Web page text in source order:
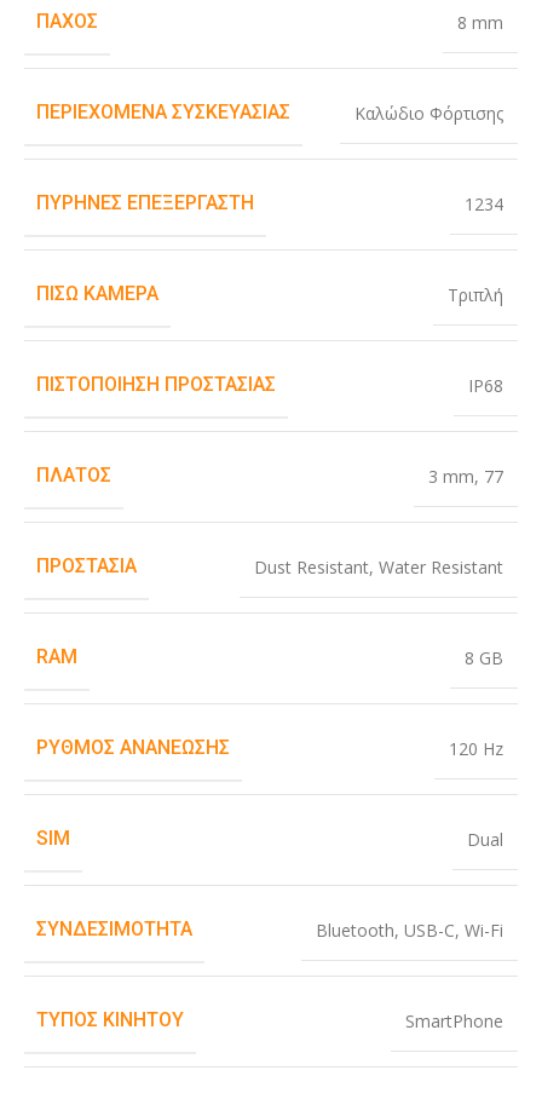
ΠΆΧΟΣ 8 mm
ΠΕΡΙΕΧΌΜΕΝΑ ΣΥΣΚΕΥΑΣΊΑΣ Καλώδιο Φόρτισης
ΠΥΡΉΝΕΣ ΕΠΕΞΕΡΓΑΣΤΉ 1234
ΠΊΣΩ ΚΆΜΕΡΑ Τριπλή
ΠΙΣΤΟΠΟΊΗΣΗ ΠΡΟΣΤΑΣΊΑΣ IP68
ΠΛΆΤΟΣ 3 mm, 77
ΠΡΟΣΤΑΣΊΑ Dust Resistant, Water Resistant
RAM 8 GB
ΡΥΘΜΌΣ ΑΝΑΝΈΩΣΗΣ 120 Hz
SIM Dual
ΣΥΝΔΕΣΙΜΌΤΗΤΑ Bluetooth, USB-C, Wi-Fi
ΤΎΠΟΣ ΚΙΝΗΤΟΎ SmartPhone